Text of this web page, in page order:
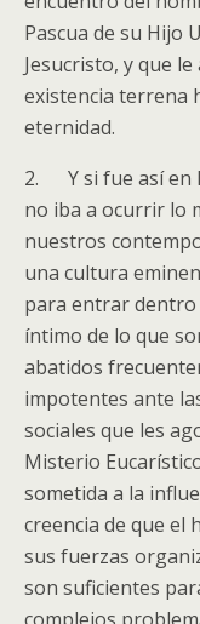
Pascua de su Hijo
Jesucristo, y que
existencia terrena
eternidad.
2. Y si fue así en
no iba a ocurrir lo
nuestros
una cultura
para entrar dentro
íntimo de lo que
abatidos
impotentes ante
sociales que les
Misterio
sometida a la
creencia de que el
sus fuerzas
son suficientes